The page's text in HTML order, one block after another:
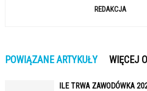
REDAKCJA
POWIĄZANE ARTYKUŁY WIĘCEJ
ILE TRWA ZAWODÓWKA